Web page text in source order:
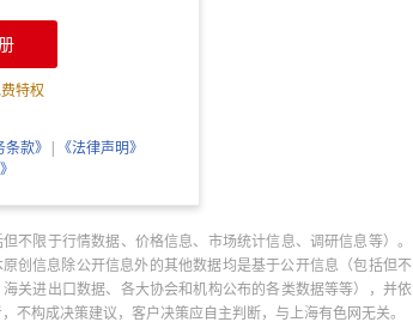
特权
款》 | 《法律声明》
不限于行情数据、价格信息、市场统计信息、调研信息等）。
创信息除公开信息外的其他数据均是基于公开信息（包括但不
关进出口数据、各大协会和机构公布的各类数据等等），并依
构成决策建议，客户决策应自主判断，与上海有色网无关。